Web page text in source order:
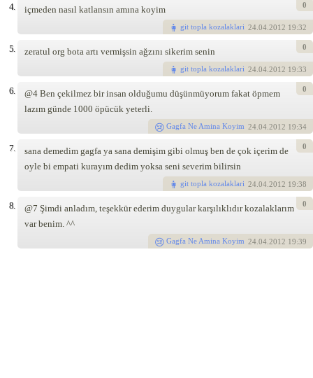
4. içmeden nasıl katlansın amına koyim
git topla kozalaklari 24.04.2012 19:32
0
5. zeratul org bota artı vermişsin ağzını sikerim senin
git topla kozalaklari 24.04.2012 19:33
0
6.
@4 Ben çekilmez bir insan olduğumu düşünmüyorum fakat öpmem
lazım günde 1000 öpücük yeterli.
Gagfa Ne Amina Koyim 24.04.2012 19:34
0
7.
sana demedim gagfa ya sana demişim gibi olmuş ben de çok içerim de
oyle bi empati kurayım dedim yoksa seni severim bilirsin
git topla kozalaklari 24.04.2012 19:38
0
8.
@7 Şimdi anladım, teşekkür ederim duygular karşılıklıdır kozalaklarım
var benim. ^^
Gagfa Ne Amina Koyim 24.04.2012 19:39
0